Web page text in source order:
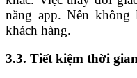
năng app. Nên
khách hàng.
3.3. Tiết kiệm thời